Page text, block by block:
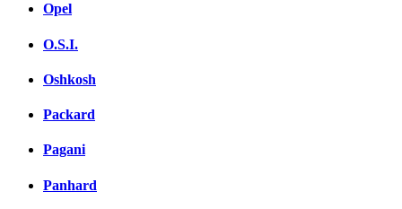
Opel
O.S.I.
Oshkosh
Packard
Pagani
Panhard